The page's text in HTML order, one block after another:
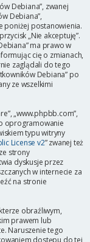
j
Debiana”, zwanej
Debiana”,
poniżej postanowienia.
„Nie akceptuję”.
ma prawo w
cię o zmianach,
zaglądali do tego
Debiana” po
ze wszelkimi
„www.phpbb.com”,
oprogramowanie
typu witryny
License v2” zwanej też
strony
dyskusje przez
w internecie za
na stronie
obraźliwym,
prawem lub
Naruszenie tego
dostępu do tej